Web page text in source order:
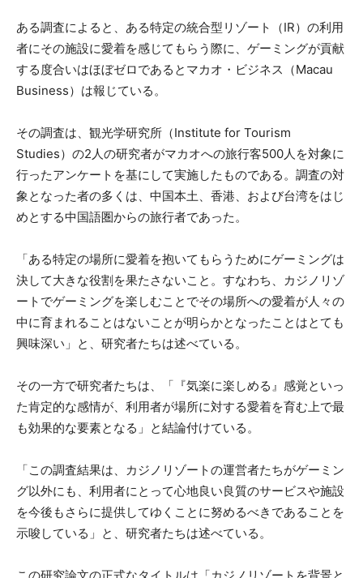
ある調査によると、ある特定の統合型リゾート（IR）の利用
者にその施設に愛着を感じてもらう際に、ゲーミングが貢献
する度合いはほぼゼロであるとマカオ・ビジネス（Macau
Business）は報じている。
その調査は、観光学研究所（Institute for Tourism
Studies）の2人の研究者がマカオへの旅行客500人を対象に
行ったアンケートを基にして実施したものである。調査の対
象となった者の多くは、中国本土、香港、および台湾をはじ
めとする中国語圏からの旅行者であった。
「ある特定の場所に愛着を抱いてもらうためにゲーミングは
決して大きな役割を果たさないこと。すなわち、カジノリゾ
ートでゲーミングを楽しむことでその場所への愛着が人々の
中に育まれることはないことが明らかとなったことはとても
興味深い」と、研究者たちは述べている。
その一方で研究者たちは、「『気楽に楽しめる』感覚といっ
た肯定的な感情が、利用者が場所に対する愛着を育む上で最
も効果的な要素となる」と結論付けている。
「この調査結果は、カジノリゾートの運営者たちがゲーミン
グ以外にも、利用者にとって心地良い良質のサービスや施設
を今後もさらに提供してゆくことに努めるべきであることを
示唆している」と、研究者たちは述べている。